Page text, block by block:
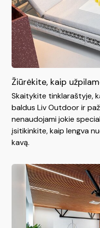
Žiūrėkite, kaip
Skaitykite tinklaraštyje,
baldus Liv Outdoor ir
nenaudojami jokie
įsitikinkite, kaip lengva
kavą.